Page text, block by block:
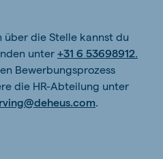
über die Stelle kannst du
unter +31 6 53698912.
Bewerbungsprozess
die HR-Abteilung unter
.